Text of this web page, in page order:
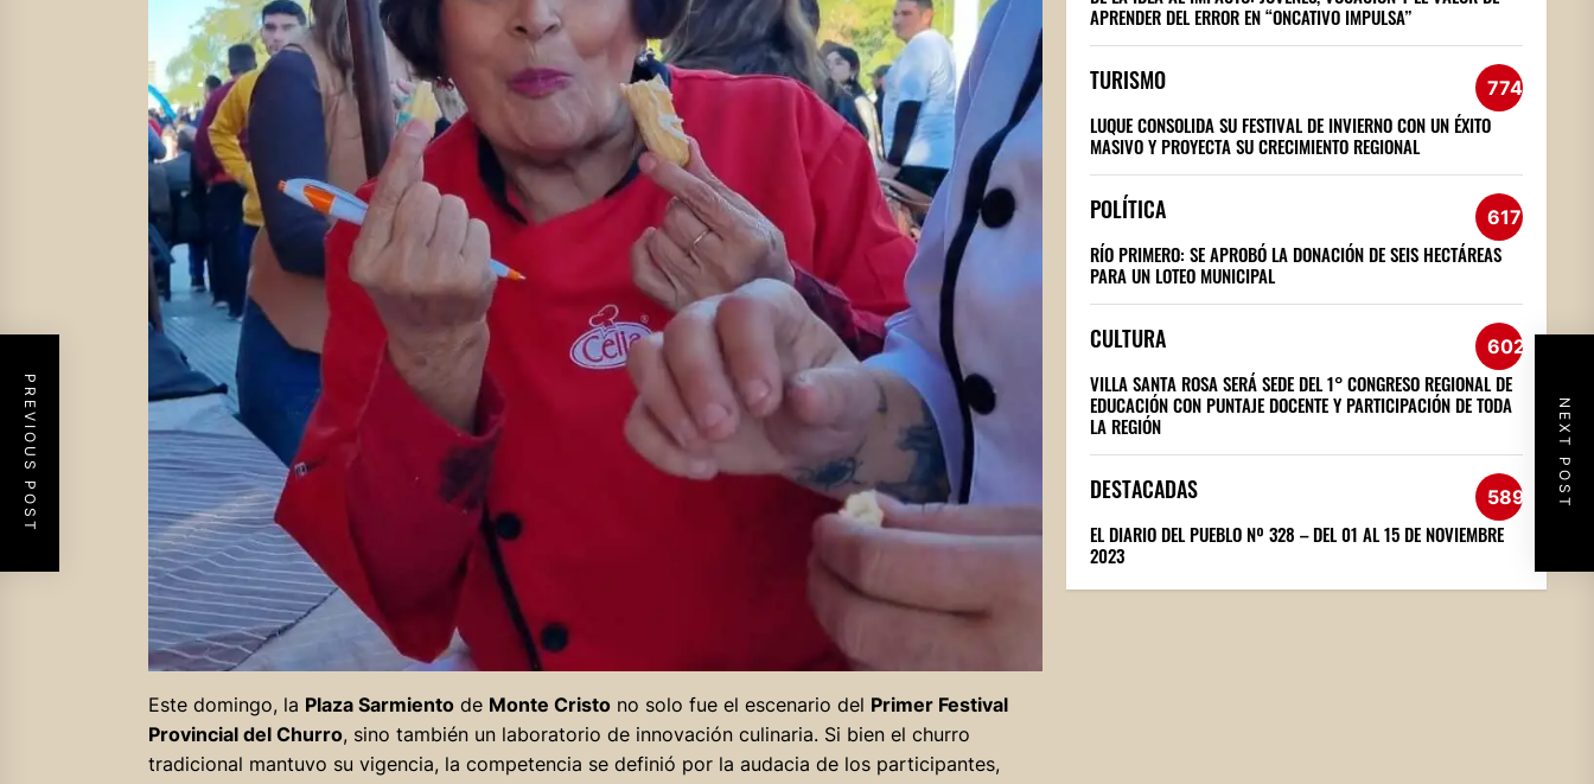
Este domingo, la Plaza Sarmientode Monte Cristono solo fue el escenario del Primer Festival
Provincial del Churro, sino también un laboratorio de innovación culinaria. Si bien el churro
tradicional mantuvo su vigencia, la competencia se definió por la audacia de los participantes,
PREVIOUS POST NEXT POST
APRENDER DEL ERROR EN “ONCATIVO IMPULSA”
TURISMO 774
LUQUE CONSOLIDA SU FESTIVAL DE INVIERNO CON UN ÉXITO
MASIVO Y PROYECTA SU CRECIMIENTO REGIONAL
POLÍTICA 617
RÍO PRIMERO: SE APROBÓ LA DONACIÓN DE SEIS HECTÁREAS
PARA UN LOTEO MUNICIPAL
CULTURA 602
VILLA SANTA ROSA SERÁ SEDE DEL 1° CONGRESO REGIONAL DE
EDUCACIÓN CON PUNTAJE DOCENTE Y PARTICIPACIÓN DE TODA
LA REGIÓN
DESTACADAS 589
EL DIARIO DEL PUEBLO Nº 328 – DEL 01 AL 15 DE NOVIEMBRE
2023